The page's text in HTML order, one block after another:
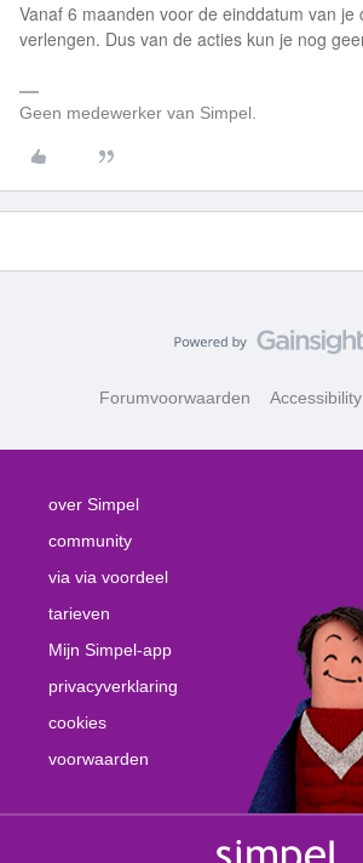
Vanaf 6 maanden voor de einddatum van je
verlengen. Dus van de acties kun je nog
Geen medewerker van Simpel.
Forumvoorwaarden
over Simpel
community
via via voordeel
tarieven
Mijn Simpel-app
privacyverklaring
cookies
voorwaarden